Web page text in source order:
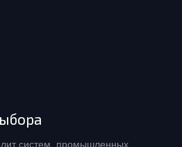
систем, промышленных